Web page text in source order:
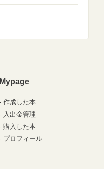
Mypage
作成した本
入出金管理
購入した本
プロフィール